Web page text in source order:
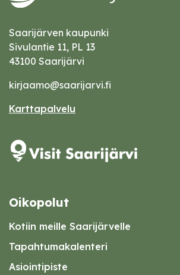
Saarijärven kaupunki
Sivulantie 11, PL 13
43100 Saarijärvi
kirjaamo@saarijarvi.fi
Karttapalvelu
Oikopolut
Kotiin meille Saarijärvelle
Tapahtumakalenteri
Asiointipiste